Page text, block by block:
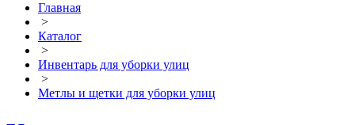
Главная
>
Каталог
>
Инвентарь для уборки улиц
>
Метлы и щетки для уборки улиц